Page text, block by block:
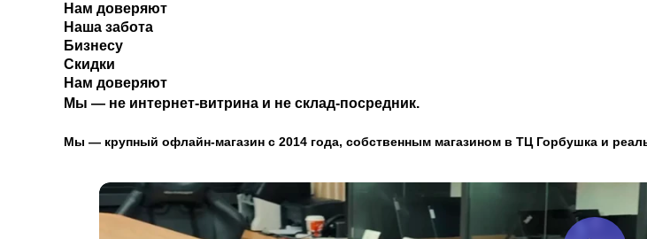
Нам доверяют
Наша забота
Бизнесу
Скидки
Нам доверяют
Мы — не интернет-витрина и не склад-посредник.
Мы — крупный офлайн-магазин с 2014 года, собственным магазином в ТЦ Горбушка и